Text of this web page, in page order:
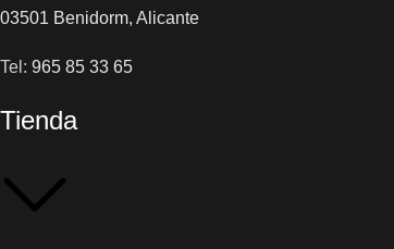
03501 Benidorm, Alicante
Tel: 965 85 33 65
Tienda